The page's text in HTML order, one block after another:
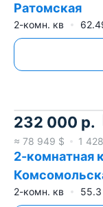
Ратомская
2-комн. кв
232 000 р.
≈ 78 949 $ 1 428
2-комнатная
2-комн. кв 55.3